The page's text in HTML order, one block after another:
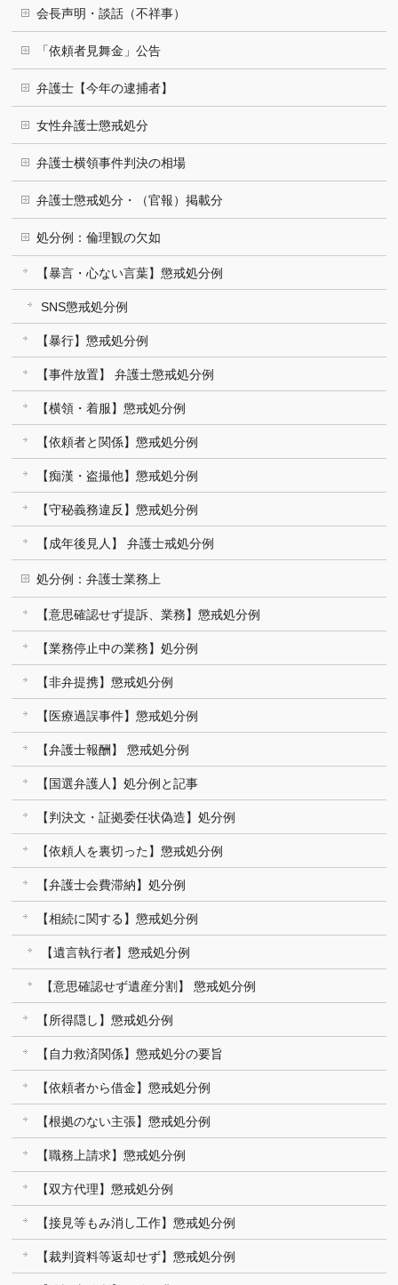
会長声明・談話（不祥事）
「依頼者見舞金」公告
弁護士【今年の逮捕者】
女性弁護士懲戒処分
弁護士横領事件判決の相場
弁護士懲戒処分・（官報）掲載分
処分例：倫理観の欠如
【暴言・心ない言葉】懲戒処分例
SNS懲戒処分例
【暴行】懲戒処分例
【事件放置】 弁護士懲戒処分例
【横領・着服】懲戒処分例
【依頼者と関係】懲戒処分例
【痴漢・盗撮他】懲戒処分例
【守秘義務違反】懲戒処分例
【成年後見人】 弁護士戒処分例
処分例：弁護士業務上
【意思確認せず提訴、業務】懲戒処分例
【業務停止中の業務】処分例
【非弁提携】懲戒処分例
【医療過誤事件】懲戒処分例
【弁護士報酬】 懲戒処分例
【国選弁護人】処分例と記事
【判決文・証拠委任状偽造】処分例
【依頼人を裏切った】懲戒処分例
【弁護士会費滞納】処分例
【相続に関する】懲戒処分例
【遺言執行者】懲戒処分例
【意思確認せず遺産分割】 懲戒処分例
【所得隠し】懲戒処分例
【自力救済関係】懲戒処分の要旨
【依頼者から借金】懲戒処分例
【根拠のない主張】懲戒処分例
【職務上請求】懲戒処分例
【双方代理】懲戒処分例
【接見等もみ消し工作】懲戒処分例
【裁判資料等返却せず】懲戒処分例